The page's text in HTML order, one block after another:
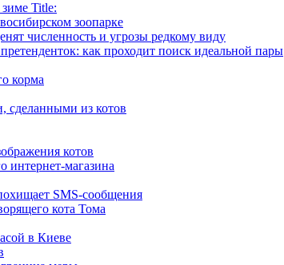
Title:
зоопарке
численность и угрозы редкому виду
как проходит поиск идеальной пары
корма
сделанными из котов
котов
интернет-магазина
SMS-сообщения
кота Тома
в Киеве